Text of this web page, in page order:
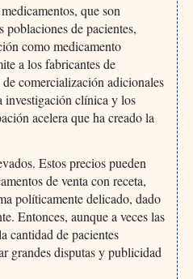
que son
poblaciones de pacientes,
como medicamento
a los fabricantes de
comercialización adicionales
investigación clínica y los
acelera que ha creado la
Estos precios pueden
de venta con receta,
políticamente delicado, dado
Entonces, aunque a veces las
cantidad de pacientes
grandes disputas y publicidad